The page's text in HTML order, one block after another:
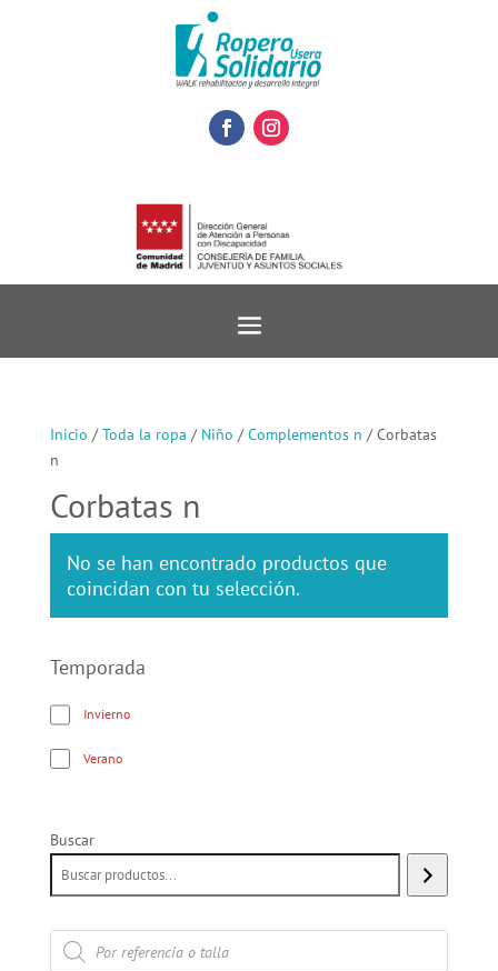
Inicio /Toda la ropa / Niño /Complementos n / Corbatas
n
Corbatas n
No se han encontrado productos que
coincidan con tu selección.
Temporada
Invierno
Verano
Buscar
Búsqueda
de